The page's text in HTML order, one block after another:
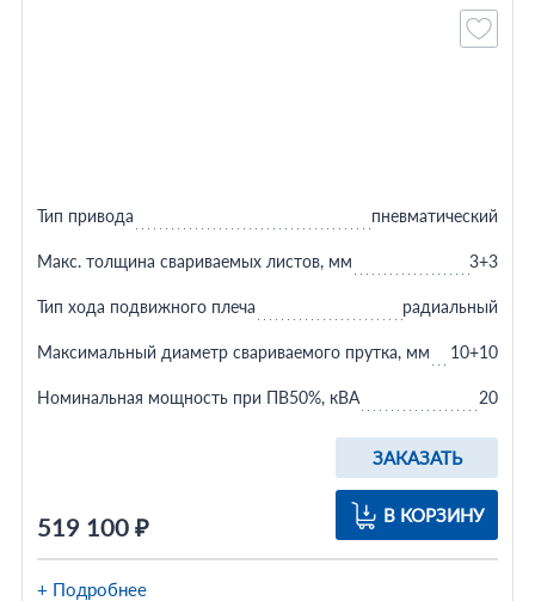
519 100 ₽
ЗАКАЗАТЬ
В КОРЗИНУ
Тип привода пневматический
Макс. толщина свариваемых листов, мм 3+3
Тип хода подвижного плеча радиальный
Максимальный диаметр свариваемого прутка, мм 10+10
Номинальная мощность при ПВ50%, кВА 20
+ Подробнее